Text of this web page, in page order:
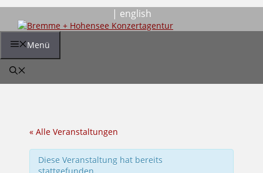
Inhalt
springen
| english
Menü
« Alle Veranstaltungen
Diese Veranstaltung hat bereits